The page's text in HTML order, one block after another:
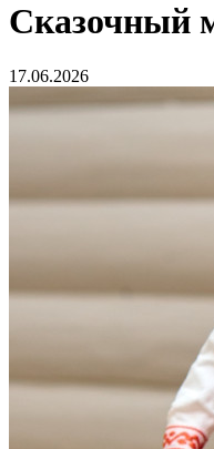
Сказочный
17.06.2026